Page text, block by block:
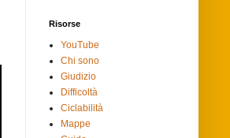
Risorse
YouTube
Chi sono
Giudizio
Difficoltà
Ciclabilità
Mappe